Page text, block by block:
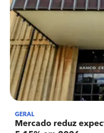
GERAL
Mercado reduz